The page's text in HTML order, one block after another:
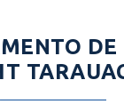
DE